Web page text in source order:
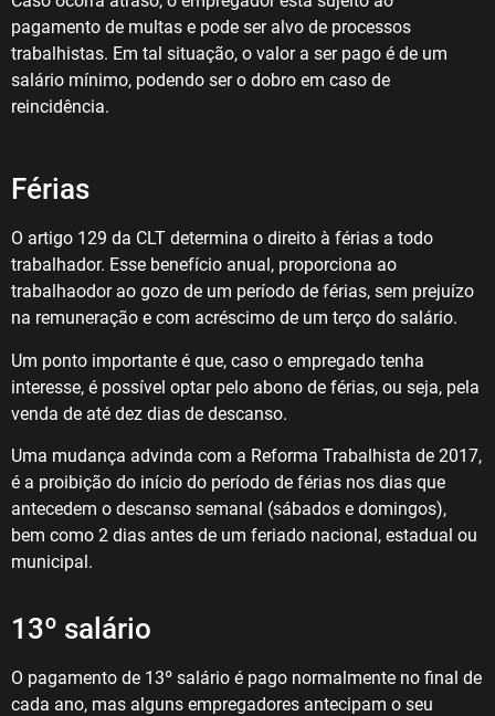
pagamento de multas e pode ser alvo de processos
trabalhistas. Em tal situação, o valor a ser pago é de um
salário mínimo, podendo ser o dobro em caso de
reincidência.
Férias
O artigo 129 da CLT determina o direito à férias a todo
trabalhador. Esse benefício anual, proporciona ao
trabalhaodor ao gozo de um período de férias, sem prejuízo
na remuneração e com acréscimo de um terço do salário.
Um ponto importante é que, caso o empregado tenha
interesse, é possível optar pelo abono de férias, ou seja, pela
venda de até dez dias de descanso.
Uma mudança advinda com a Reforma Trabalhista de 2017,
é a proibição do início do período de férias nos dias que
antecedem o descanso semanal (sábados e domingos),
bem como 2 dias antes de um feriado nacional, estadual ou
municipal.
13º salário
O pagamento de 13º salário é pago normalmente no final de
cada ano, mas alguns empregadores antecipam o seu